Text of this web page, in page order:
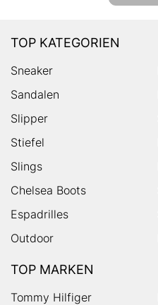
TOP KATEGORIEN
Sneaker
Sandalen
Slipper
Stiefel
Slings
Chelsea Boots
Espadrilles
Outdoor
TOP MARKEN
Tommy Hilfiger